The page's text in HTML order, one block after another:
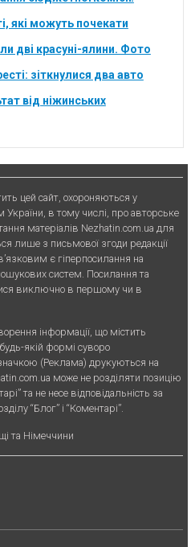
які можуть почекати
дві красуні-ялини. Фото
зіткнулися два авто
від ніжинських
цей сайт, охороняються у
України, в тому числі, про авторське
матерiалiв Nezhatin.com.ua для
лише з письмової згоди редакції
є гiперпосилання на
систем. Посилання та
виключно в першому чи в
iнформацiї, що мiстить
якiй формi суворо
(Реклама) друкуються на
може не розділяти позицію
та не несе відповідальність за
“Блог” і “Коментарі”.
та Німеччини